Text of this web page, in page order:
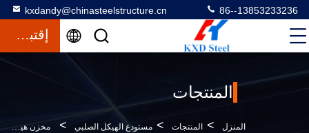
kxdandy@chinasteelstructure.cn 86--13853233236
إقتباس
المنتجات
المنزل > المنتجات > مستودع الهيكل الصلبي > مخزن هيكل الفولاذ المغلف محول / لحام وصل مخزن الفولاذ الجاهز